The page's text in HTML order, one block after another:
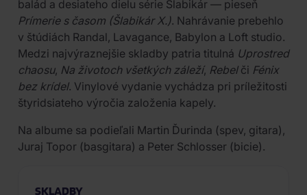
balád a desiateho dielu série Šlabikár — pieseň
Prímerie s časom (Šlabikár X.). Nahrávanie prebehlo
v štúdiách Randal, Lavagance, Babylon a Loft studio.
Medzi najvýraznejšie skladby patria titulná Uprostred
chaosu, Na životoch všetkých záleží, Rebelči Fénix
bez krídel. Vinylové vydanie vychádza pri príležitosti
štyridsiateho výročia založenia kapely.
Na albume sa podieľali Martin Ďurinda (spev, gitara),
Juraj Topor (basgitara) a Peter Schlosser (bicie).
SKLADBY